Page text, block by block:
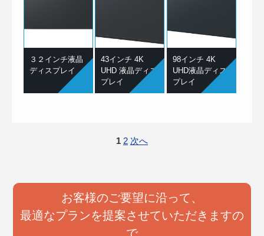
３２インチ液晶
ディスプレイ
43インチ 4K
UHD 液晶ディス
プレイ
98インチ 4K
UHD液晶ディス
プレイ
1 2 次へ
お客様のご要望に沿って、
最適なプランを提案させていただきますの
で